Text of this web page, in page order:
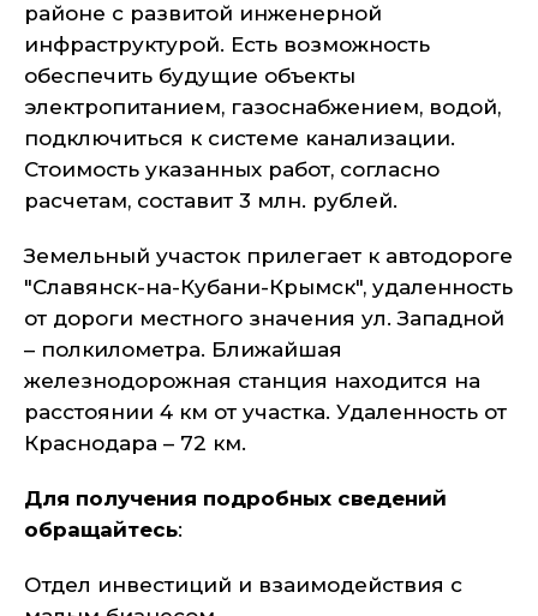
районе с развитой инженерной
инфраструктурой. Есть возможность
обеспечить будущие объекты
электропитанием, газоснабжением, водой,
подключиться к системе канализации.
Стоимость указанных работ, согласно
расчетам, составит 3 млн. рублей.
Земельный участок прилегает к автодороге
"Славянск-на-Кубани-Крымск", удаленность
от дороги местного значения ул. Западной
– полкилометра. Ближайшая
железнодорожная станция находится на
расстоянии 4 км от участка. Удаленность от
Краснодара – 72 км.
Для получения подробных сведений
обращайтесь:
Отдел инвестиций и взаимодействия с